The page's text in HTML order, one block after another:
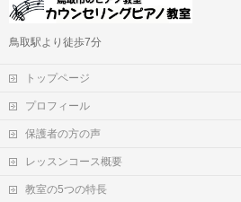
鳥取駅より徒歩7分
トップページ
プロフィール
保護者の方の声
レッスンコース概要
教室の5つの特長